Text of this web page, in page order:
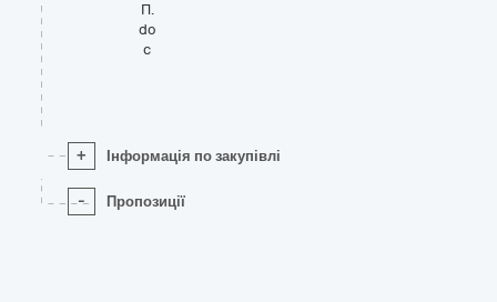
П.
do
c
+ Інформація по закупівлі
- Пропозиції